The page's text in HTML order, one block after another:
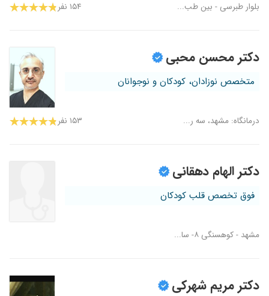
بلوار طبرسی - بین طب... ۱۵۴ نفر
دکتر محسن محبی
متخصص نوزادان، کودکان و نوجوانان
درمانگاه: مشهد، سه ر... ۱۵۳ نفر
دکتر الهام دهقانی
فوق تخصص قلب کودکان
مشهد - کوهسنگی ۸- سا...
دکتر مریم شهرکی